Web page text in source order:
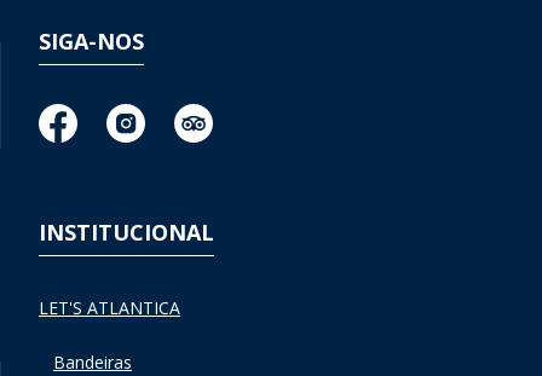
SIGA-NOS
INSTITUCIONAL
LET'S ATLANTICA
Bandeiras